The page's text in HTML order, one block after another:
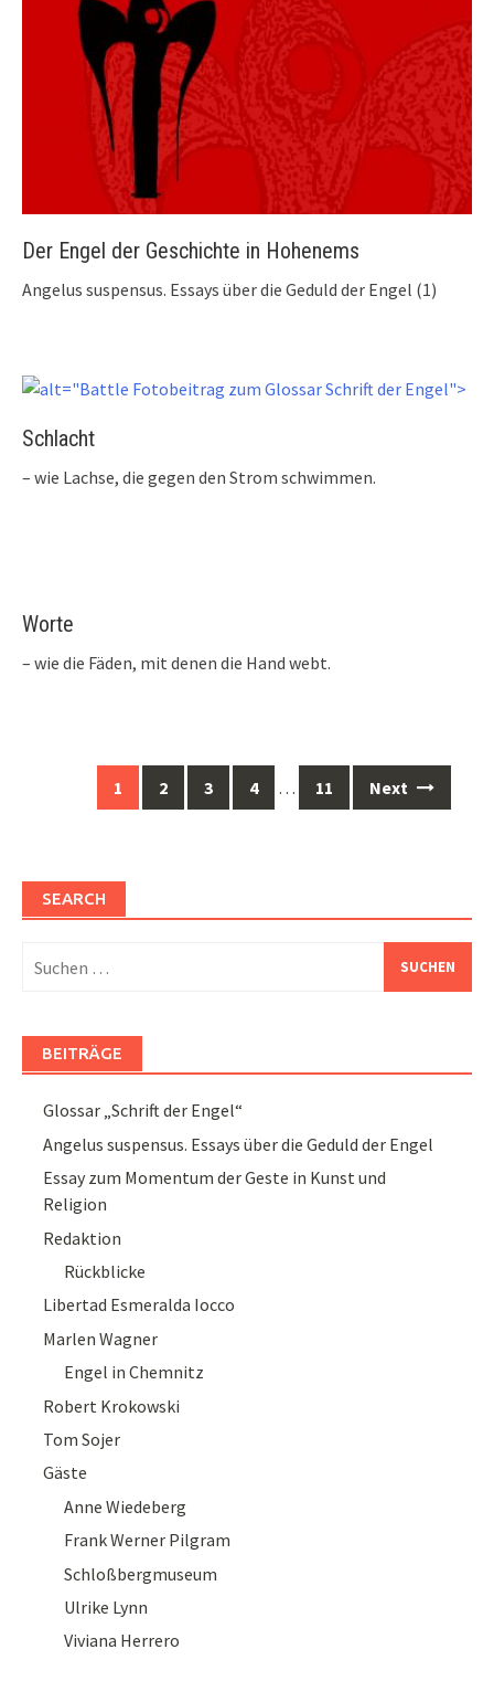
Der Engel der Geschichte in Hohenems
Angelus suspensus. Essays über die Geduld der Engel (1)
Schlacht
– wie Lachse, die gegen den Strom schwimmen.
Worte
– wie die Fäden, mit denen die Hand webt.
navigation1 2 3 4 … 11 Next
SEARCH
nach:
BEITRÄGE
Glossar „Schrift der Engel“
Angelus suspensus. Essays über die Geduld der Engel
Essay zum Momentum der Geste in Kunst und
Religion
Redaktion
Rückblicke
Libertad Esmeralda Iocco
Marlen Wagner
Engel in Chemnitz
Robert Krokowski
Tom Sojer
Gäste
Anne Wiedeberg
Frank Werner Pilgram
Schloßbergmuseum
Ulrike Lynn
Viviana Herrero